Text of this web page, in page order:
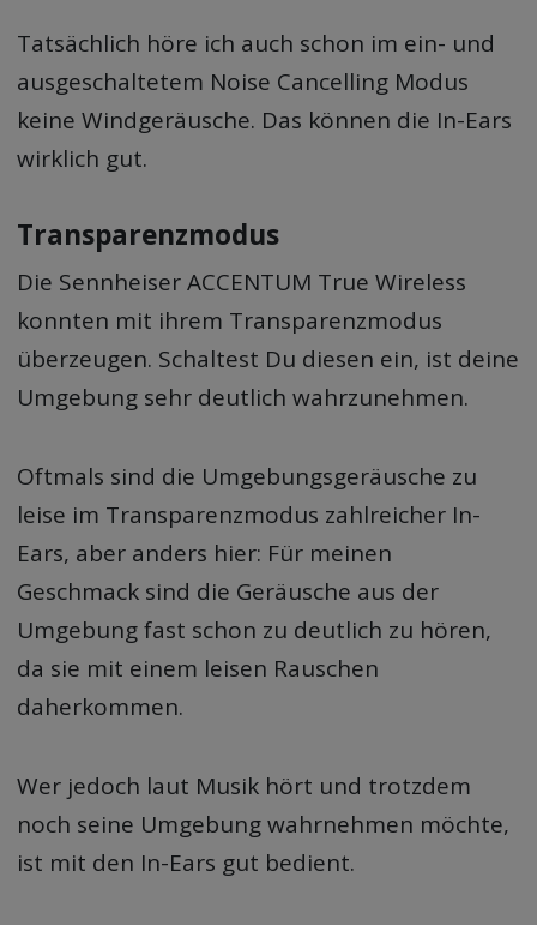
Tatsächlich höre ich auch schon im ein- und
ausgeschaltetem Noise Cancelling Modus
keine Windgeräusche. Das können die In-Ears
wirklich gut.
Transparenzmodus
Die Sennheiser ACCENTUM True Wireless
konnten mit ihrem Transparenzmodus
überzeugen. Schaltest Du diesen ein, ist deine
Umgebung sehr deutlich wahrzunehmen.
Oftmals sind die Umgebungsgeräusche zu
leise im Transparenzmodus zahlreicher In-
Ears, aber anders hier: Für meinen
Geschmack sind die Geräusche aus der
Umgebung fast schon zu deutlich zu hören,
da sie mit einem leisen Rauschen
daherkommen.
Wer jedoch laut Musik hört und trotzdem
noch seine Umgebung wahrnehmen möchte,
ist mit den In-Ears gut bedient.